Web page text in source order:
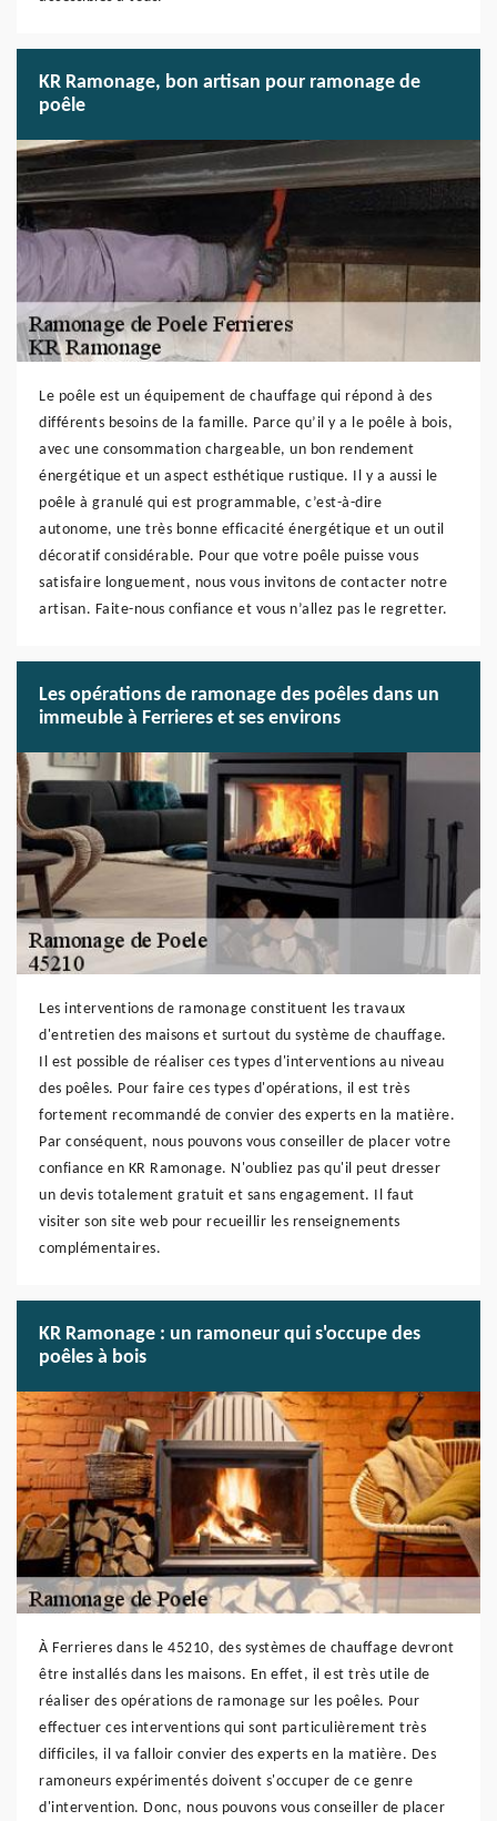
KR Ramonage, bon artisan pour ramonage de
poêle
Le poêle est un équipement de chauffage qui répond à des
différents besoins de la famille. Parce qu’il y a le poêle à bois,
avec une consommation chargeable, un bon rendement
énergétique et un aspect esthétique rustique. Il y a aussi le
poêle à granulé qui est programmable, c’est-à-dire
autonome, une très bonne efficacité énergétique et un outil
décoratif considérable. Pour que votre poêle puisse vous
satisfaire longuement, nous vous invitons de contacter notre
artisan. Faite-nous confiance et vous n’allez pas le regretter.
Les opérations de ramonage des poêles dans un
immeuble à Ferrieres et ses environs
Les interventions de ramonage constituent les travaux
d'entretien des maisons et surtout du système de chauffage.
Il est possible de réaliser ces types d'interventions au niveau
des poêles. Pour faire ces types d'opérations, il est très
fortement recommandé de convier des experts en la matière.
Par conséquent, nous pouvons vous conseiller de placer votre
confiance en KR Ramonage. N'oubliez pas qu'il peut dresser
un devis totalement gratuit et sans engagement. Il faut
visiter son site web pour recueillir les renseignements
complémentaires.
KR Ramonage : un ramoneur qui s'occupe des
poêles à bois
À Ferrieres dans le 45210, des systèmes de chauffage devront
être installés dans les maisons. En effet, il est très utile de
réaliser des opérations de ramonage sur les poêles. Pour
effectuer ces interventions qui sont particulièrement très
difficiles, il va falloir convier des experts en la matière. Des
ramoneurs expérimentés doivent s'occuper de ce genre
d'intervention. Donc, nous pouvons vous conseiller de placer